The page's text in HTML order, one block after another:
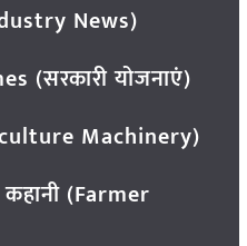
News)
(सरकारी योजनाएं)
Machinery)
(Farmer